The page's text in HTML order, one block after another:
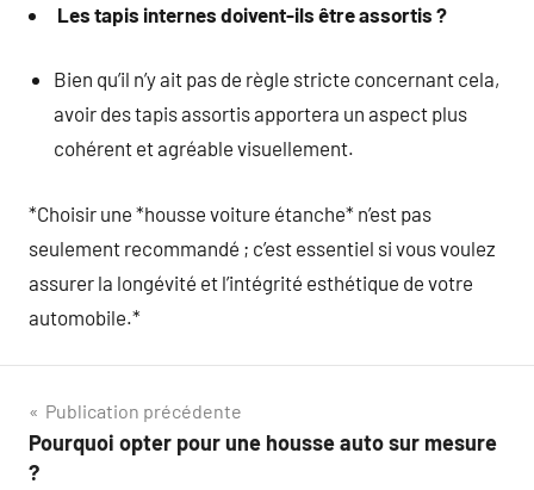
Les tapis internes doivent-ils être assortis ?
Bien qu’il n’y ait pas de règle stricte concernant cela,
avoir des tapis assortis apportera un aspect plus
cohérent et agréable visuellement.
*Choisir une *housse voiture étanche* n’est pas
seulement recommandé ; c’est essentiel si vous voulez
assurer la longévité et l’intégrité esthétique de votre
automobile.*
Navigation
de
Publication précédente
Pourquoi opter pour une housse auto sur mesure
?